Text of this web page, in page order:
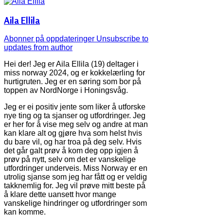
Aila Ellila
Abonner på oppdateringer Unsubscribe to
updates from author
Hei der! Jeg er Aila Ellila (19) deltager i
miss norway 2024, og er kokkelærling for
hurtigruten. Jeg er en søring som bor på
toppen av NordNorge i Honingsvåg.
Jeg er ei positiv jente som liker å utforske
nye ting og ta sjanser og utfordringer. Jeg
er her for å vise meg selv og andre at man
kan klare alt og gjøre hva som helst hvis
du bare vil, og har troa på deg selv. Hvis
det går galt prøv å kom deg opp igjen å
prøv på nytt, selv om det er vanskelige
utfordringer underveis. Miss Norway er en
utrolig sjanse som jeg har fått og er veldig
takknemlig for. Jeg vil prøve mitt beste på
å klare dette uansett hvor mange
vanskelige hindringer og utfordringer som
kan komme.